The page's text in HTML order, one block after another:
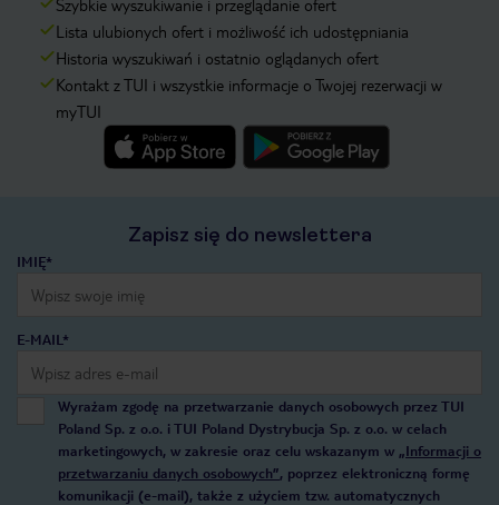
Szybkie wyszukiwanie i przeglądanie ofert
Lista ulubionych ofert i możliwość ich udostępniania
Historia wyszukiwań i ostatnio oglądanych ofert
Kontakt z TUI i wszystkie informacje o Twojej rezerwacji w
myTUI
Zapisz się do newslettera
IMIĘ*
E-MAIL*
Wyrażam zgodę na przetwarzanie danych osobowych przez TUI
Poland Sp. z o.o. i TUI Poland Dystrybucja Sp. z o.o. w celach
marketingowych, w zakresie oraz celu wskazanym w „Informacji o
przetwarzaniu danych osobowych”, poprzez elektroniczną formę
komunikacji (e-mail), także z użyciem tzw. automatycznych